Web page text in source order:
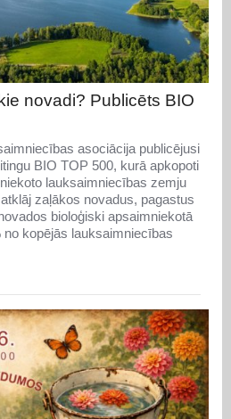
novadi? Publicēts BIO
asociācija publicējusi
BIO TOP 500, kurā apkopoti
lauksaimniecības zemju
zaļākos novadus, pagastus
bioloģiski apsaimniekotā
kopējās lauksaimniecības